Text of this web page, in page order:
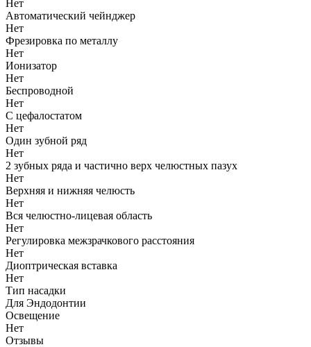
Нет
Автоматический чейнджер
Нет
Фрезировка по металлу
Нет
Ионизатор
Нет
Беспроводной
Нет
С цефалостатом
Нет
Один зубной ряд
Нет
2 зубных ряда и частично верх челюстных пазух
Нет
Верхняя и нижняя челюсть
Нет
Вся челюстно-лицевая область
Нет
Регулировка межзрачкового расстояния
Нет
Диоптрическая вставка
Нет
Тип насадки
Для Эндодонтии
Освещение
Нет
Отзывы